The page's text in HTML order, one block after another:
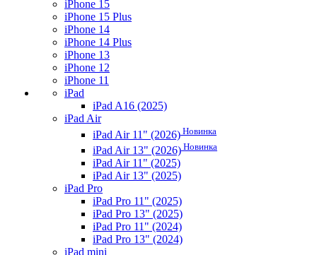
iPhone 15
iPhone 15 Plus
iPhone 14
iPhone 14 Plus
iPhone 13
iPhone 12
iPhone 11
iPad
iPad A16 (2025)
iPad Air
iPad Air 11" (2026) Новинка
iPad Air 13" (2026) Новинка
iPad Air 11" (2025)
iPad Air 13" (2025)
iPad Pro
iPad Pro 11" (2025)
iPad Pro 13" (2025)
iPad Pro 11" (2024)
iPad Pro 13" (2024)
iPad mini